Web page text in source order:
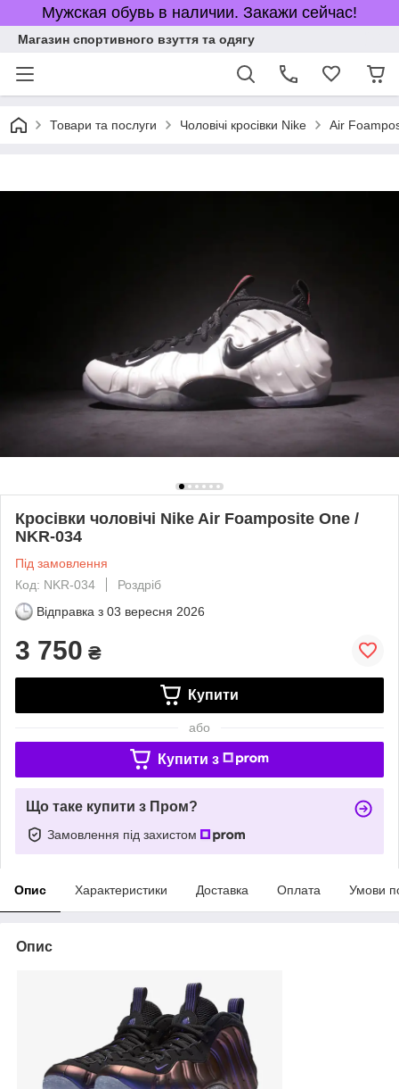
Мужская обувь в наличии. Закажи сейчас!
Магазин спортивного взуття та одягу
Товари та послуги Чоловічі кросівки Nike Air
Кросівки чоловічі Nike Air Foamposite One /
NKR-034
Під замовлення
Код: NKR-034
Роздріб
Відправка з 03 вересня 2026
3 750 ₴
Купити
або
Купити з
Що таке купити з Пром?
Замовлення під захистом
Опис Характеристики Доставка Оплата Умови
Опис